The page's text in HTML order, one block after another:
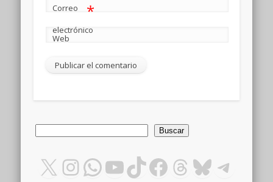
Correo
electrónico
*
Web
Buscar
X Instagram
WhatsApp
YouTube
TikTok
Facebook
Threads
Bluesky